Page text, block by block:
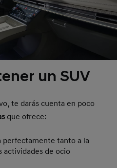
un SUV
te darás cuenta en poco
que ofrece:
perfectamente tanto a la
actividades de ocio